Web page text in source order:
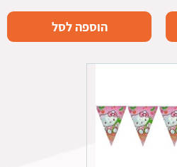
הוספה לסל